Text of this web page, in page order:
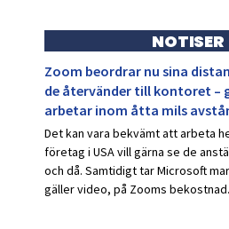
NOTISER
Zoom beordrar nu sina
de återvänder till kontoret –
arbetar inom åtta mils
Det kan vara bekvämt att arbeta
företag i USA vill gärna se de
och då. Samtidigt tar Microsoft
gäller video, på Zooms bekostnad.